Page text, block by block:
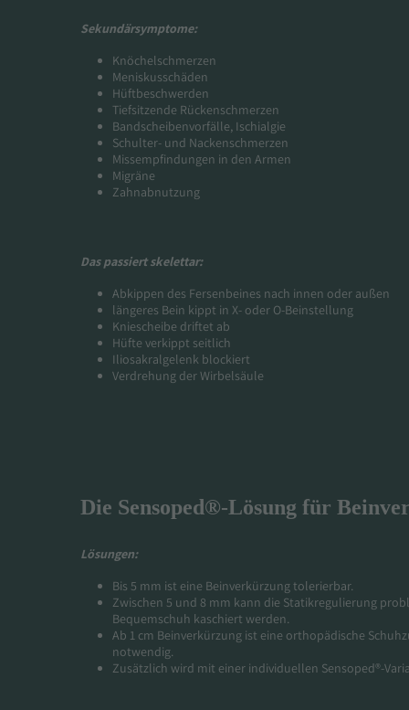
Bis 5 mm ist eine Beinverkürzung tolerierbar.
Zwischen 5 und 8 mm kann die Statikregulierung
Bequemschuh kaschiert werden.
Ab 1 cm Beinverkürzung ist eine orthopädische
notwendig.
Zusätzlich wird mit einer individuellen Sensoped®-
Knöchelschmerzen
Meniskusschäden
Hüftbeschwerden
Tiefsitzende Rückenschmerzen
Bandscheibenvorfälle, Ischialgie
Schulter- und Nackenschmerzen
Missempfindungen in den Armen
Migräne
Zahnabnutzung
Abkippen des Fersenbeines nach innen oder außen
längeres Bein kippt in X- oder O-Beinstellung
Kniescheibe driftet ab
Hüfte verkippt seitlich
Iliosakralgelenk blockiert
Verdrehung der Wirbelsäule
Lösungen:
Sekundärsymptome:
Das passiert skelettar:
Die Sensoped®-Lösung für